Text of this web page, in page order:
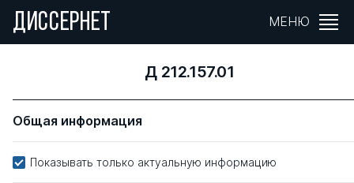
ДИССЕРНЕТ МЕНЮ
Д 212.157.01
Общая информация
Показывать только актуальную информацию